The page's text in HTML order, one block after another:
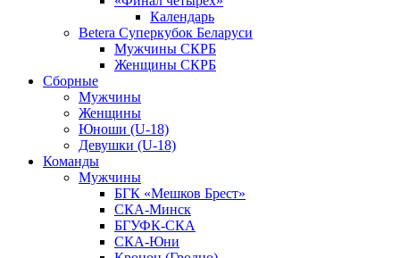
Календарь
Betera Суперкубок Беларуси
Мужчины СКРБ
Женщины СКРБ
Сборные
Мужчины
Женщины
Юноши (U-18)
Девушки (U-18)
Команды
Мужчины
БГК «Мешков Брест»
СКА-Минск
БГУФК-СКА
СКА-Юни